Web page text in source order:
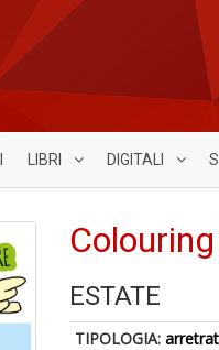
LIBRI DIGITALI
ESTATE
TIPOLOGIA: